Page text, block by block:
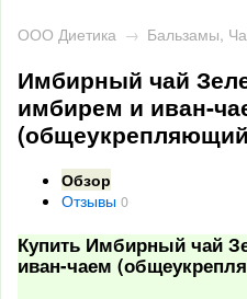
ООО Диетика → Бальзамы,
Имбирный чай
имбирем и иван-
Обзор
Отзывы 0
Купить Имбирный чай
иван-чаем